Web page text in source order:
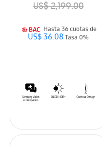
US$ 2,199.00
Hasta 36 cuotas de
US$ 36.08Tasa 0%